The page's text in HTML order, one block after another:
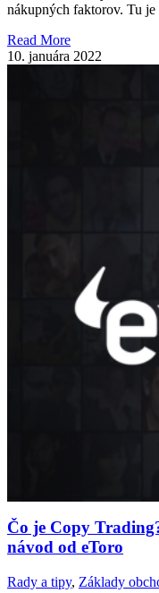
nákupných faktorov. Tu
Read More
10. januára 2022
Čo je Copy
návod od eToro
Rady a tipy, Základy